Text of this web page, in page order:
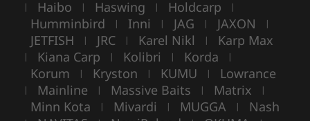
| Haibo | Haswing | Holdcarp |
Humminbird | Inni | JAG | JAXON |
JETFISH | JRC | Karel Nikl | Karp Max
| Kiana Carp | Kolibri | Korda |
Korum | Kryston | KUMU | Lowrance
| Mainline | Massive Baits | Matrix |
Minn Kota | Mivardi | MUGGA | Nash